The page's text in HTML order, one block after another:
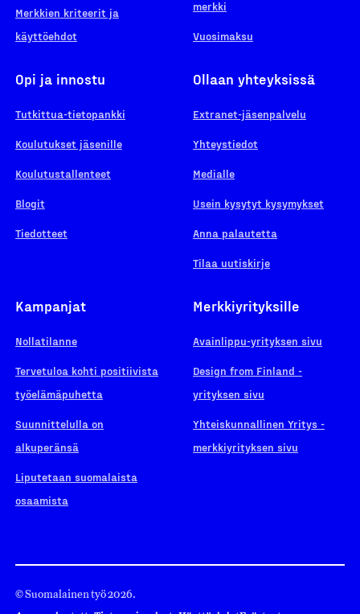
Merkkien kriteerit ja
käyttöehdot
merkki
Vuosimaksu
Opi ja innostu
Tutkittua-tietopankki
Koulutukset jäsenille
Koulutustallenteet
Blogit
Tiedotteet
Ollaan yhteyksissä
Extranet-jäsenpalvelu
Yhteystiedot
Medialle
Usein kysytyt kysymykset
Anna palautetta
Tilaa uutiskirje
Kampanjat
Nollatilanne
Tervetuloa kohti positiivista
työelämäpuhetta
Suunnittelulla on
alkuperänsä
Liputetaan suomalaista
osaamista
Merkkiyrityksille
Avainlippu-yrityksen sivu
Design from Finland -
yrityksen sivu
Yhteiskunnallinen Yritys -
merkkiyrityksen sivu
© Suomalainen työ 2026.